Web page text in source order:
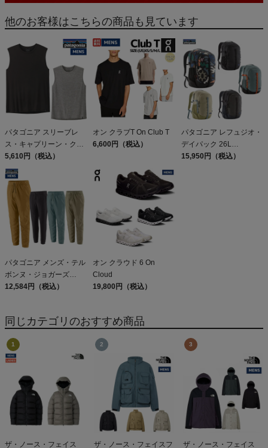
他のお客様はこちらの商品も見ています
パタゴニア スリーブレ
ス・キャプリーン・クー
ル・デイリー・シャツ
Patagonia Sleeveless
Capilene Cool Daily
Shirt
5,610円（税込）
オン クラブT On Club T
6,600円（税込）
パタゴニア レフュジオ・
デイパック 26L
PATAGONIA REFUGIO
15,950円（税込）
パタゴニア メンズ・テル
ボンヌ・ジョガーズ
PATAGONIA MS
12,584円（税込）
オン クラウド 6 On
Cloud
19,800円（税込）
同じカテゴリのおすすめ商品
ザ・ノース・フェイス ザ・ノース・フェイスフ ザ・ノース・フェイス